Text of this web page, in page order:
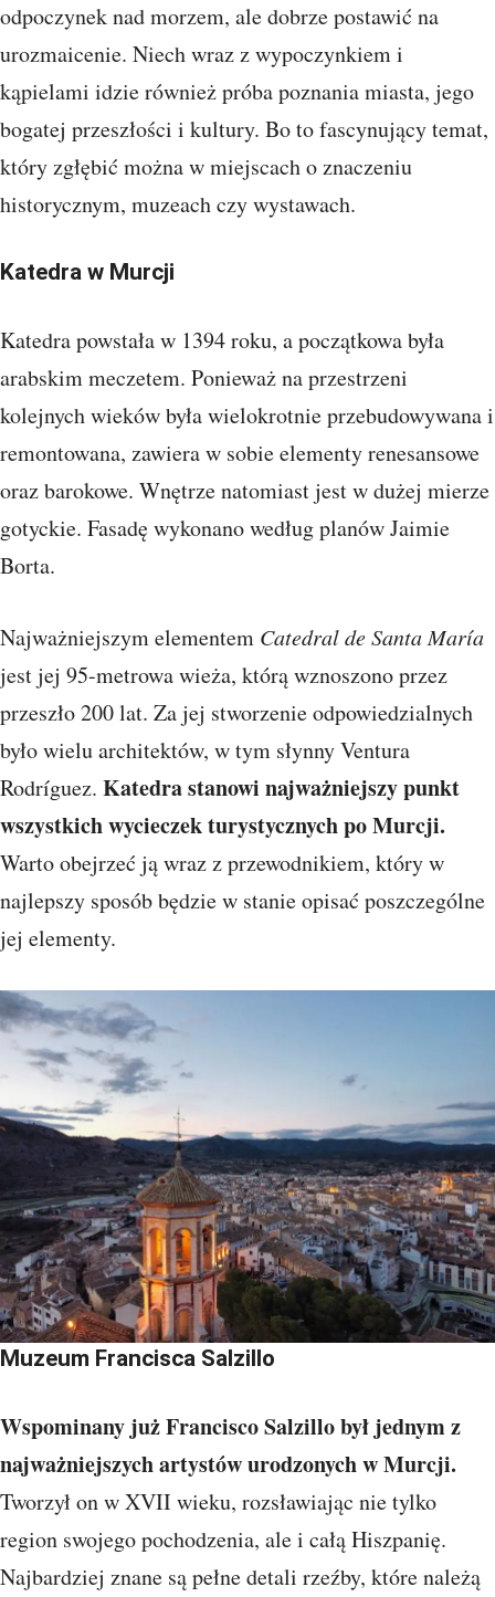
odpoczynek nad morzem, ale dobrze postawić na
urozmaicenie. Niech wraz z wypoczynkiem i
kąpielami idzie również próba poznania miasta, jego
bogatej przeszłości i kultury. Bo to fascynujący temat,
który zgłębić można w miejscach o znaczeniu
historycznym, muzeach czy wystawach.
Katedra w Murcji
Katedra powstała w 1394 roku, a początkowa była
arabskim meczetem. Ponieważ na przestrzeni
kolejnych wieków była wielokrotnie przebudowywana i
remontowana, zawiera w sobie elementy renesansowe
oraz barokowe. Wnętrze natomiast jest w dużej mierze
gotyckie. Fasadę wykonano według planów Jaimie
Borta.
Najważniejszym elementem Catedral de Santa María
jest jej 95-metrowa wieża, którą wznoszono przez
przeszło 200 lat. Za jej stworzenie odpowiedzialnych
było wielu architektów, w tym słynny Ventura
Rodríguez. Katedra stanowi najważniejszy punkt
wszystkich wycieczek turystycznych po Murcji.
Warto obejrzeć ją wraz z przewodnikiem, który w
najlepszy sposób będzie w stanie opisać poszczególne
jej elementy.
Muzeum Francisca Salzillo
Wspominany już Francisco Salzillo był jednym z
najważniejszych artystów urodzonych w Murcji.
Tworzył on w XVII wieku, rozsławiając nie tylko
region swojego pochodzenia, ale i całą Hiszpanię.
Najbardziej znane są pełne detali rzeźby, które należą